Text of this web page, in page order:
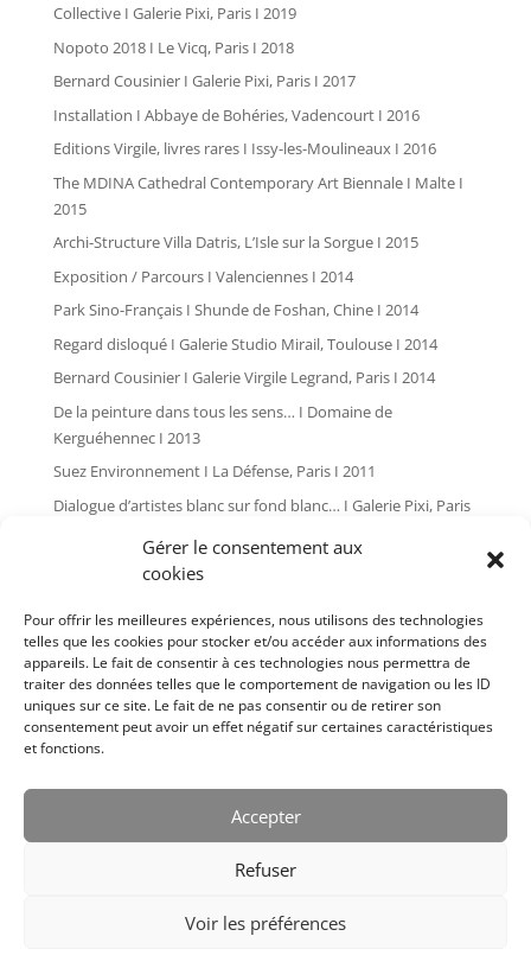
Gérer le consentement aux
cookies
Pour offrir les meilleures expériences, nous utilisons des technologies
telles que les cookies pour stocker et/ou accéder aux informations des
appareils. Le fait de consentir à ces technologies nous permettra de
traiter des données telles que le comportement de navigation ou les ID
uniques sur ce site. Le fait de ne pas consentir ou de retirer son
consentement peut avoir un effet négatif sur certaines caractéristiques
et fonctions.
Accepter
Refuser
Voir les préférences
Collective I Galerie Pixi, Paris I 2019
Nopoto 2018 I Le Vicq, Paris I 2018
Bernard Cousinier I Galerie Pixi, Paris I 2017
Installation I Abbaye de Bohéries, Vadencourt I 2016
Editions Virgile, livres rares I Issy-les-Moulineaux I 2016
The MDINA Cathedral Contemporary Art Biennale I Malte I
2015
Archi-Structure Villa Datris, L’Isle sur la Sorgue I 2015
Exposition / Parcours I Valenciennes I 2014
Park Sino-Français I Shunde de Foshan, Chine I 2014
Regard disloqué I Galerie Studio Mirail, Toulouse I 2014
Bernard Cousinier I Galerie Virgile Legrand, Paris I 2014
De la peinture dans tous les sens… I Domaine de
Kerguéhennec I 2013
Suez Environnement I La Défense, Paris I 2011
Dialogue d’artistes blanc sur fond blanc… I Galerie Pixi, Paris
Global painting I Les Tanneries, Amilly I 2009
Plan d’angle I Galerie Pixi, Paris I 2006
Bernard Cousinier I Issoire I 2005
Cousinier I Salle Le Cube, Paris I 2004
L’art dans les chapelles I Pontivy I 2004